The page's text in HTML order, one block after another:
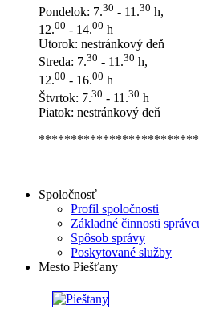
Pondelok: 7.30 - 11.30 h,
12.00 - 14.00 h
Utorok: nestránkový deň
Streda: 7.30 - 11.30 h,
12.00 - 16.00 h
Štvrtok: 7.30 - 11.30 h
Piatok: nestránkový deň
Spoločnosť
Profil spoločnosti
Základné činnosti
Spôsob správy
Poskytované služby
Mesto Piešťany